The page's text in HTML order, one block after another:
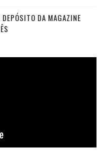
DA MAGAZINE